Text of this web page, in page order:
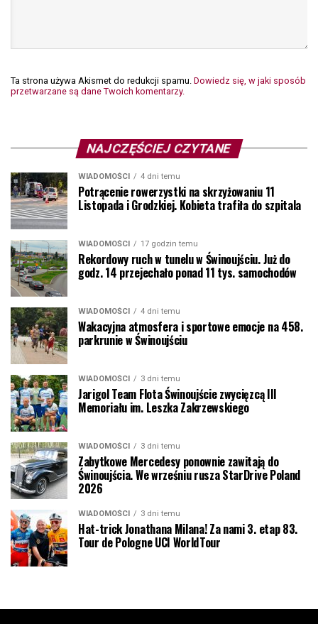
Ta strona używa Akismet do redukcji spamu. Dowiedz się, w jaki sposób
przetwarzane są dane Twoich komentarzy.
NAJCZĘŚCIEJ CZYTANE
WIADOMOŚCI 4 dni temu
Potrącenie rowerzystki na skrzyżowaniu 11
Listopada i Grodzkiej. Kobieta trafiła do szpitala
WIADOMOŚCI 17 godzin temu
Rekordowy ruch w tunelu w Świnoujściu. Już do
godz. 14 przejechało ponad 11 tys. samochodów
WIADOMOŚCI 4 dni temu
Wakacyjna atmosfera i sportowe emocje na 458.
parkrunie w Świnoujściu
WIADOMOŚCI 3 dni temu
Jarigol Team Flota Świnoujście zwycięzcą III
Memoriału im. Leszka Zakrzewskiego
WIADOMOŚCI 3 dni temu
Zabytkowe Mercedesy ponownie zawitają do
Świnoujścia. We wrześniu rusza StarDrive Poland
2026
WIADOMOŚCI 3 dni temu
Hat-trick Jonathana Milana! Za nami 3. etap 83.
Tour de Pologne UCI WorldTour